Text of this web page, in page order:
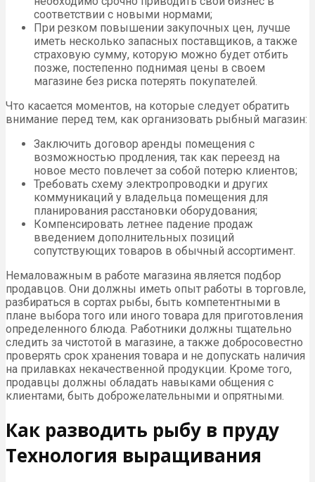
соответствии с новыми нормами;
При резком повышении закупочных цен, лучше
иметь несколько запасных поставщиков, а также
страховую сумму, которую можно будет отбить
позже, постепенно поднимая цены в своем
магазине без риска потерять покупателей.
Что касается моментов, на которые следует обратить
внимание перед тем, как организовать рыбный магазин:
Заключить договор аренды помещения с
возможностью продления, так как переезд на
новое место повлечет за собой потерю клиентов;
Требовать схему электропроводки и других
коммуникаций у владельца помещения для
планирования расстановки оборудования;
Компенсировать летнее падение продаж
введением дополнительных позиций
сопутствующих товаров в обычный ассортимент.
Немаловажным в работе магазина является подбор
продавцов. Они должны иметь опыт работы в торговле,
разбираться в сортах рыбы, быть компетентными в
плане выбора того или иного товара для приготовления
определенного блюда. Работники должны тщательно
следить за чистотой в магазине, а также добросовестно
проверять срок хранения товара и не допускать наличия
на прилавках некачественной продукции. Кроме того,
продавцы должны обладать навыками общения с
клиентами, быть доброжелательными и опрятными.
Как разводить рыбу в пруду
Технология выращивания